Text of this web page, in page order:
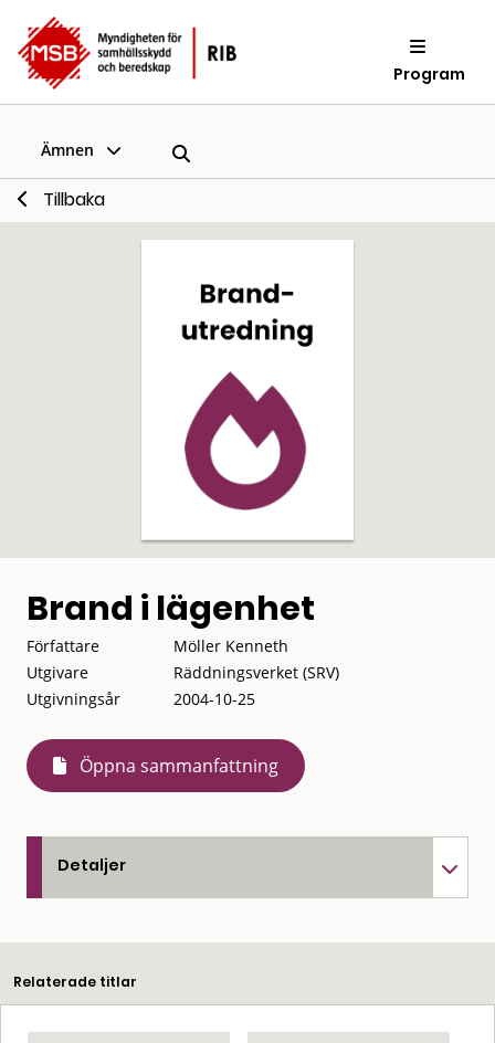
Program
Ämnen
Tillbaka
Brand i lägenhet
Författare
Möller Kenneth
Utgivare
Räddningsverket (SRV)
Utgivningsår
2004-10-25
Öppna sammanfattning
Detaljer
Relaterade titlar